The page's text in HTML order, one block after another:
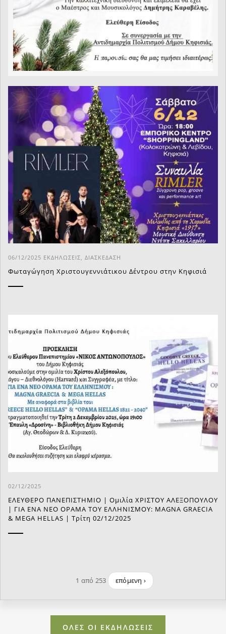
06/12/2025 ΕΚΔΗΛΏΣΕΙΣ ΔΙΑΣΚΈΔΑΣΗ
Φωταγώγηση Χριστουγεννιάτικου Δέντρου στην Κηφισιά
02/12/2025
ΕΛΕΥΘΕΡΟ ΠΑΝΕΠΙΣΤΗΜΙΟ | Ομιλία ΧΡΙΣΤΟΥ ΑΛΕΞΟΠΟΥΛΟΥ
| ΓΙΑ ΕΝΑ ΝΕΟ ΟΡΑΜΑ ΤΟΥ ΕΛΛΗΝΙΣΜΟΥ: MAGNA GRAECIA
& MEGA HELLAS | Τρίτη 02/12/2025
1 από 253 επόμενη ›
ΟΛΕΣ ΟΙ ΕΚΔΗΛΩΣΕΙΣ